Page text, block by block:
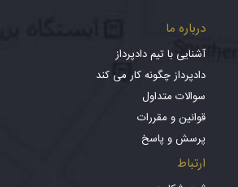
درباره ما
آشنایی با تیم دادپرداز
دادپرداز چگونه کار می کند
سوالات متداول
قوانین و مقررات
پرسش و پاسخ
ارتباط